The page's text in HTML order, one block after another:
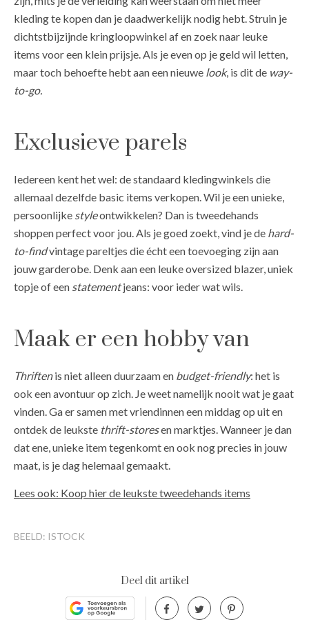
kleding te kopen dan je daadwerkelijk nodig hebt. Struin je
dichtstbijzijnde kringloopwinkel af en zoek naar leuke
items voor een klein prijsje. Als je even op je geld wil letten,
maar toch behoefte hebt aan een nieuwe look, is dit de way-
to-go.
Exclusieve parels
Iedereen kent het wel: de standaard kledingwinkels die
allemaal dezelfde basic items verkopen. Wil je een unieke,
persoonlijke styleontwikkelen? Dan is tweedehands
shoppen perfect voor jou. Als je goed zoekt, vind je de hard-
to-findvintage pareltjes die écht een toevoeging zijn aan
jouw garderobe. Denk aan een leuke oversized blazer, uniek
topje of een statementjeans: voor ieder wat wils.
Maak er een hobby van
Thriftenis niet alleen duurzaam en budget-friendly: het is
ook een avontuur op zich. Je weet namelijk nooit wat je gaat
vinden. Ga er samen met vriendinnen een middag op uit en
ontdek de leukste thrift-storesen marktjes. Wanneer je dan
dat ene, unieke item tegenkomt en ook nog precies in jouw
maat, is je dag helemaal gemaakt.
Lees ook: Koop hier de leukste tweedehands items
BEELD: ISTOCK
Deel dit artikel